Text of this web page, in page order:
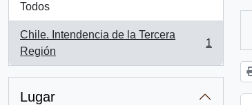
Todos
Chile. Intendencia de la Tercera
Región
, 1 resultados
1
Lugar